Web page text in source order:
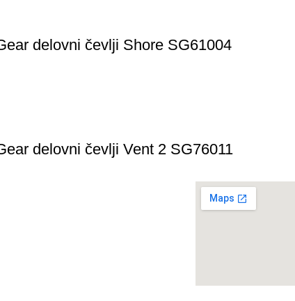
delovni čevlji Shore SG61004
delovni čevlji Vent 2 SG76011